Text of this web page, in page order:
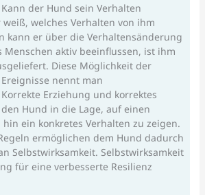
der Hund sein Verhalten
welches Verhalten von ihm
kann er über die Verhaltensänderung
Menschen aktiv beeinflussen, ist ihm
Diese Möglichkeit der
nennt man
Erziehung und korrektes
Hund in die Lage, auf einen
ein konkretes Verhalten zu zeigen.
ermöglichen dem Hund dadurch
Selbstwirksamkeit. Selbstwirksamkeit
für eine verbesserte Resilienz